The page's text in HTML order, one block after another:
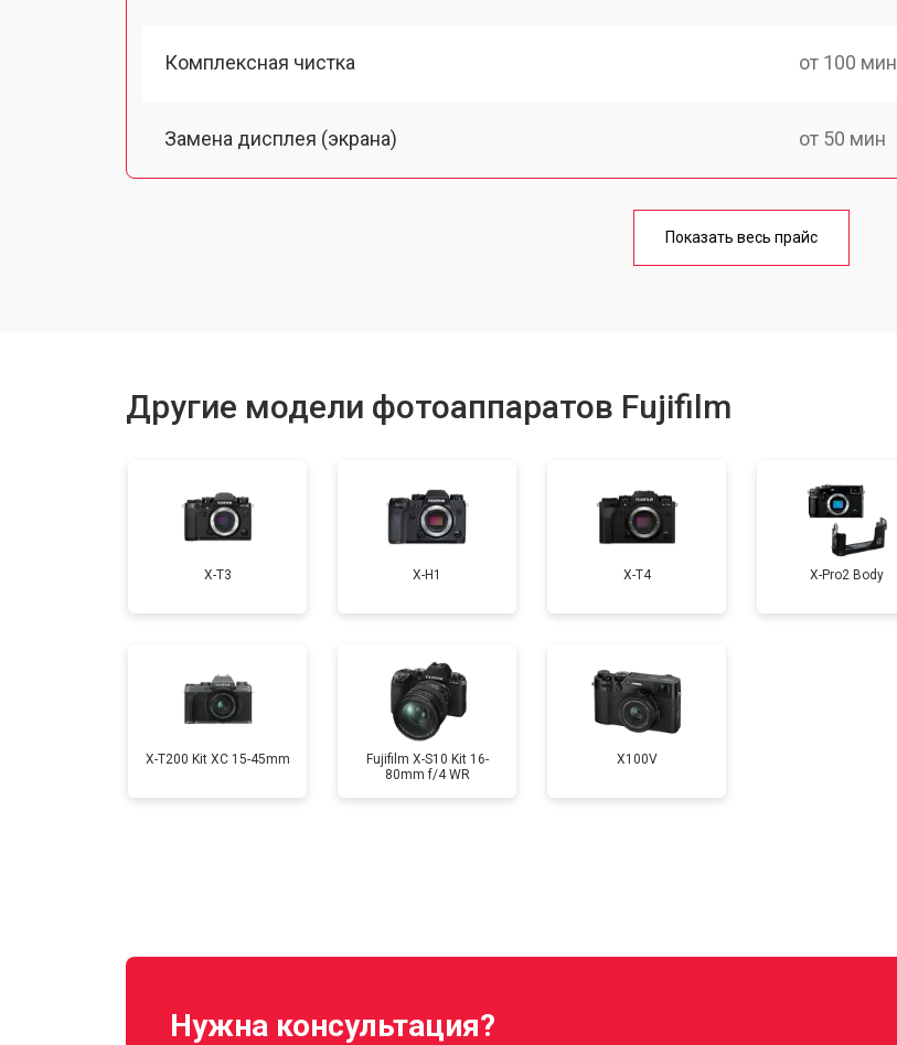
Комплексная чистка от 100 мин
Замена дисплея (экрана) от 50 мин
от 80 мин
Замена затвора от 80 мин
Ремонт материнской платы
Показать весь прайс
Другие модели фотоаппаратов Fujifilm
X-T3 X-H1 X-T4 X-Pro2 Body
X-T200 Kit XC 15-45mm
Fujifilm X-S10 Kit 16-
80mm f/4 WR
X100V
Нужна консультация?